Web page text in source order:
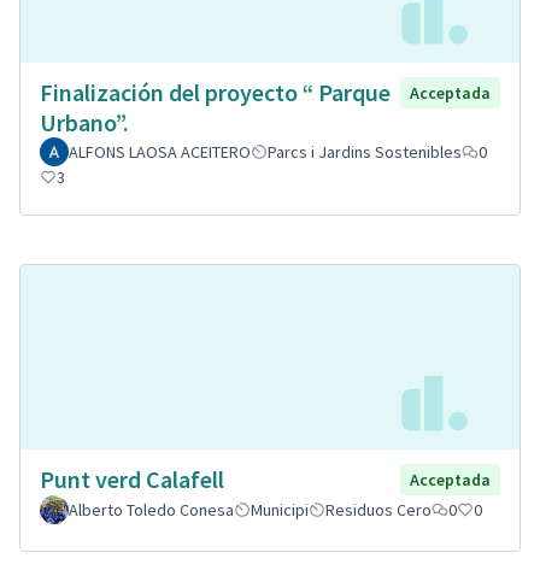
Finalización del proyecto “ Parque
Urbano”.
Acceptada
ALFONS LAOSA ACEITERO Parcs i Jardins Sostenibles
0
3
Punt verd Calafell
Acceptada
Alberto Toledo Conesa
Municipi Residuos Cero 0 0